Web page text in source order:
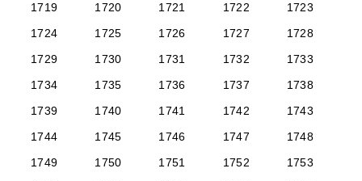
1719
1720 1721 1722
1723
1724
1725 1726 1727
1728
1729
1730 1731 1732
1733
1734
1735 1736 1737
1738
1739
1740 1741 1742
1743
1744
1745 1746 1747
1748
1749
1750 1751 1752
1753